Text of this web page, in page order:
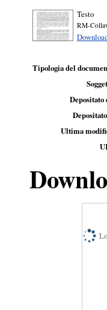
Testo
RM-
Tipologia del
Depositato
Ultima